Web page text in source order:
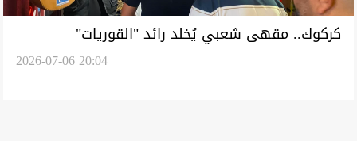
كركوك.. مقهى شعبي يُخلد رائد "القوريات"
2026-07-06 20:04